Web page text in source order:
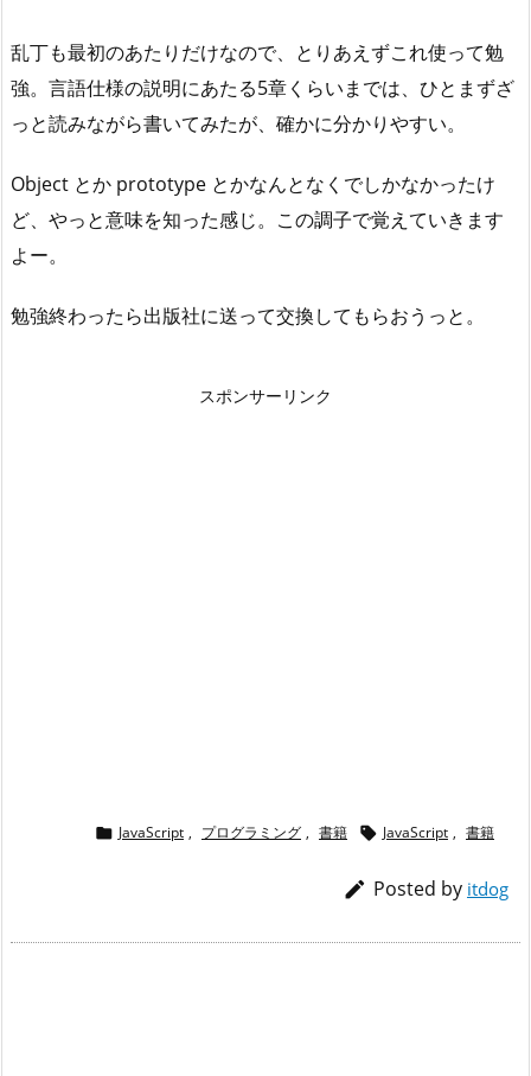
乱丁も最初のあたりだけなので、とりあえずこれ使って勉
強。言語仕様の説明にあたる5章くらいまでは、ひとまずざ
っと読みながら書いてみたが、確かに分かりやすい。
Object とか prototype とかなんとなくでしかなかったけ
ど、やっと意味を知った感じ。この調子で覚えていきます
よー。
勉強終わったら出版社に送って交換してもらおうっと。
スポンサーリンク
 JavaScript , プログラミング , 書籍  JavaScript , 書籍
 Posted by itdog